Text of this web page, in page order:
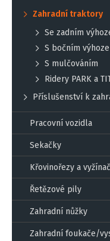
Zahradní traktory
Se zadním
S bočním
S mulčováním
Ridery PARK a
Příslušenství k
Pracovní vozidla
Sekačky
Křovinořezy a
Řetězové pily
Zahradní nůžky
Zahradní foukače/